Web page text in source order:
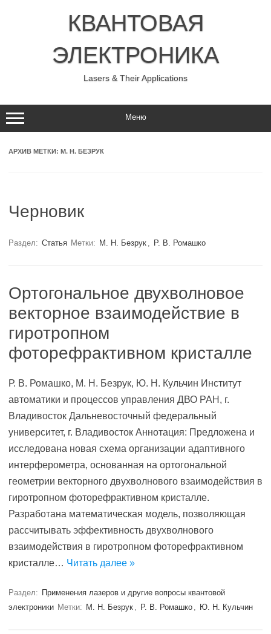
КВАНТОВАЯ
ЭЛЕКТРОНИКА
Lasers & Their Applications
Меню
АРХИВ МЕТКИ: М. Н. БЕЗРУК
Черновик
Раздел: Статья Метки: М. Н. Безрук , Р. В. Ромашко
Ортогональное двухволновое
векторное взаимодействие в
гиротропном
фоторефрактивном кристалле
Р. В. Ромашко, М. Н. Безрук, Ю. Н. Кульчин Институт
автоматики и процессов управления ДВО РАН, г.
Владивосток Дальневосточный федеральный
университет, г. Владивосток Аннотация: Предложена и
исследована новая схема организации адаптивного
интерферометра, основанная на ортогональной
геометрии векторного двухволнового взаимодействия в
гиротропном фоторефрактивном кристалле.
Разработана математическая модель, позволяющая
рассчитывать эффективность двухволнового
взаимодействия в гиротропном фоторефрактивном
кристалле… Читать далее »
Раздел: Применения лазеров и другие вопросы квантовой
электроники Метки: М. Н. Безрук , Р. В. Ромашко , Ю. Н. Кульчин